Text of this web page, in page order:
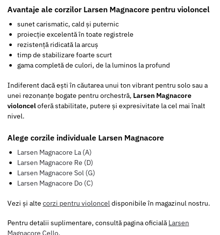
Avantaje ale corzilor Larsen Magnacore pentru violoncel
sunet carismatic, cald și puternic
proiecție excelentă în toate registrele
rezistență ridicată la arcuș
timp de stabilizare foarte scurt
gama completă de culori, de la luminos la profund
Indiferent dacă ești în căutarea unui ton vibrant pentru solo sau a
unei rezonanțe bogate pentru orchestră, Larsen Magnacore
violonceloferă stabilitate, putere și expresivitate la cel mai înalt
nivel.
Alege corzile individuale Larsen Magnacore
Larsen Magnacore La (A)
Larsen Magnacore Re (D)
Larsen Magnacore Sol (G)
Larsen Magnacore Do (C)
Vezi și alte corzi pentru violonceldisponibile în magazinul nostru.
Pentru detalii suplimentare, consultă pagina oficială Larsen